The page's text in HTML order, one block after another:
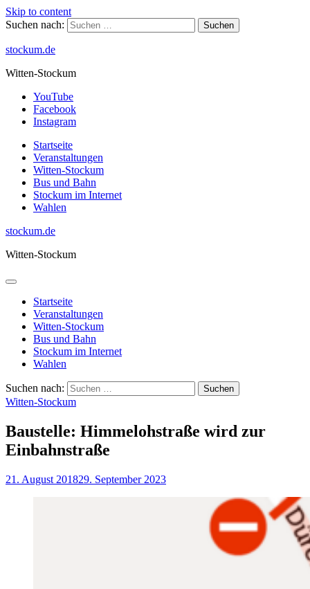
Skip to content
Suchen nach:
stockum.de
Witten-Stockum
YouTube
Facebook
Instagram
Startseite
Veranstaltungen
Witten-Stockum
Bus und Bahn
Stockum im Internet
Wahlen
stockum.de
Witten-Stockum
Startseite
Veranstaltungen
Witten-Stockum
Bus und Bahn
Stockum im Internet
Wahlen
Suchen nach:
Witten-Stockum
Baustelle: Himmelohstraße wird zur
Einbahnstraße
21. August 201829. September 2023